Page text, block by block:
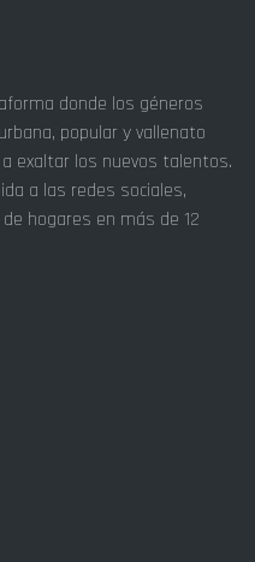
donde los géneros
popular y vallenato
exaltar los nuevos talentos.
a las redes sociales,
hogares en más de 12